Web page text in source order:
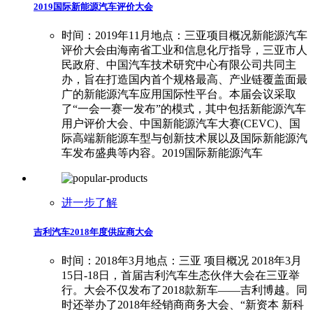
2019国际新能源汽车评价大会
时间：2019年11月地点：三亚项目概况新能源汽车
评价大会由海南省工业和信息化厅指导，三亚市人
民政府、中国汽车技术研究中心有限公司共同主
办，旨在打造国内首个规格最高、产业链覆盖面最
广的新能源汽车应用国际性平台。本届会议采取
了“一会一赛一发布”的模式，其中包括新能源汽车
用户评价大会、中国新能源汽车大赛(CEVC)、国
际高端新能源车型与创新技术展以及国际新能源汽
车发布盛典等内容。2019国际新能源汽车
进一步了解
吉利汽车2018年度供应商大会
时间：2018年3月地点：三亚 项目概况 2018年3月
15日-18日，首届吉利汽车生态伙伴大会在三亚举
行。大会不仅发布了2018款新车——吉利博越。同
时还举办了2018年经销商商务大会、“新资本 新科